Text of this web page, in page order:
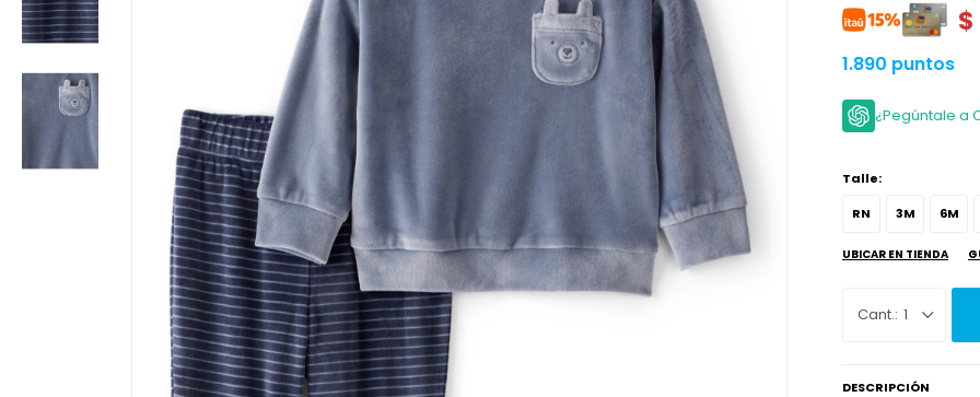
$
1.890 puntos
¿Pegúntale a
Talle:
RN
3M 6M
UBICAR EN TIENDA
1
DESCRIPCIÓN